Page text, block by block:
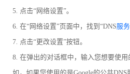
5. 点击“网络设置”。
6. 在“网络设置”页面中，找到“DNS服
7. 点击“更改设置”按钮。
8. 在弹出的对话框中，输入您想要使用